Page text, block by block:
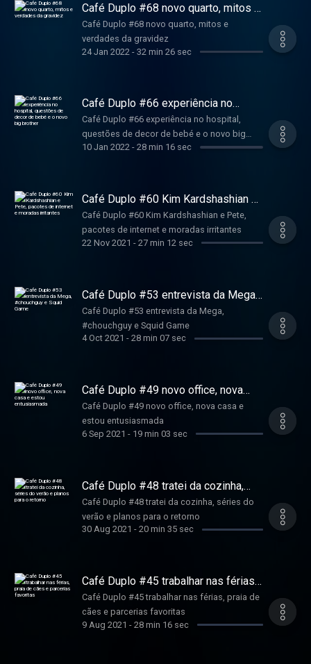
Café Duplo #68 novo quarto, mitos e
verdades da gravidez
Café Duplo #68 novo quarto, mitos e
verdades da gravidez
24 Jan 2022 - 32 min 26 sec
Café Duplo #66 experiência no
hospital, questões de decor de bebé
e o novo big brother
Café Duplo #66 experiência no hospital,
questões de decor de bebé e o novo big
brother
10 Jan 2022- 28 min 16 sec
Café Duplo #60 Kim Kardshashian e
Pete, pacotes de internet e moradas
irritantes
Café Duplo #60 Kim Kardshashian e Pete,
pacotes de internet e moradas irritantes
22 Nov 2021 - 27 min 12 sec
Café Duplo #53 entrevista da Mega,
#chouchguy e Squid Game
Café Duplo #53 entrevista da Mega,
#chouchguy e Squid Game
4 Oct 2021 - 28 min 07 sec
Café Duplo #49 novo office, nova
casa e estou entusiasmada
Café Duplo #49 novo office, nova casa e
estou entusiasmada
6 Sep 2021 - 19 min 03 sec
Café Duplo #48 tratei da cozinha,
séries do verão e planos para o
retorno
Café Duplo #48 tratei da cozinha, séries do
verão e planos para o retorno
30 Aug 2021 - 20 min 35 sec
Café Duplo #45 trabalhar nas férias,
praia de cães e parcerias favoritas
Café Duplo #45 trabalhar nas férias, praia de
cães e parcerias favoritas
9 Aug 2021 - 28 min 16 sec